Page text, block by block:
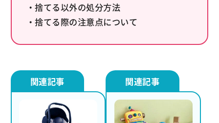
・捨てる以外の処分方法
・捨てる際の注意点について